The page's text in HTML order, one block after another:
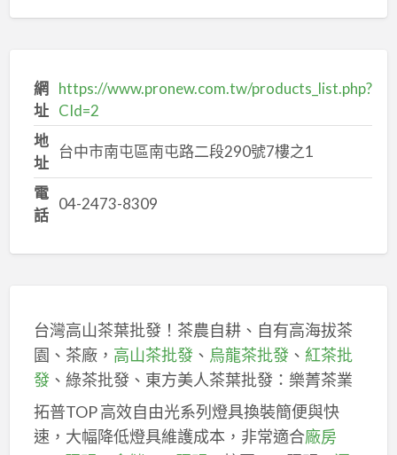
網
址
https://www.pronew.com.tw/products_list.php?
CId=2
地
址
台中市南屯區南屯路二段290號7樓之1
電
話
04-2473-8309
台灣高山茶葉批發！茶農自耕、自有高海拔茶
園、茶廠， 高山茶批發、 烏龍茶批發、 紅茶批
發、綠茶批發、東方美人茶葉批發：樂菁茶業
拓普TOP 高效自由光系列燈具換裝簡便與快
速，大幅降低燈具維護成本，非常適合廠房